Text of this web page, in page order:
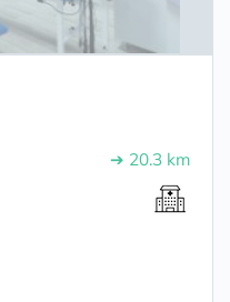
➔ 20.3 km